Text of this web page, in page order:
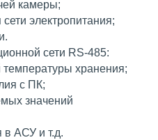
камеры;
электропитания;
сети RS-485:
температуры хранения;
с ПК;
значений
в АСУ и т.д.